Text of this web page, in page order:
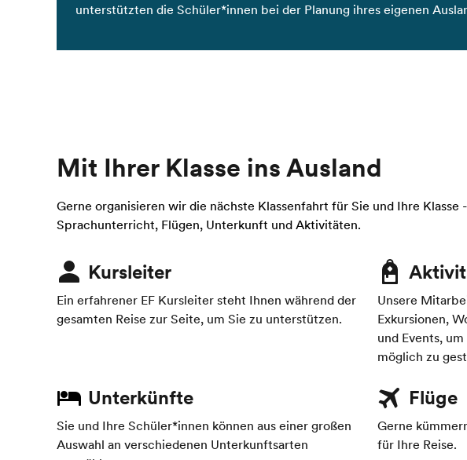
unterstützten die Schüler*innen bei der Planung ihres eigenen
Mit Ihrer Klasse ins Ausland
Gerne organisieren wir die nächste Klassenfahrt für Sie und Ihre Klasse
Sprachunterricht, Flügen, Unterkunft und Aktivitäten.
Kursleiter
Ein erfahrener EF Kursleiter steht Ihnen während der
gesamten Reise zur Seite, um Sie zu unterstützen.
Unsere
Exkursionen,
und Events,
möglich zu
Unterkünfte
Sie und Ihre Schüler*innen können aus einer großen
Auswahl an verschiedenen Unterkunftsarten
Flüge
Gerne
für Ihre Reise.